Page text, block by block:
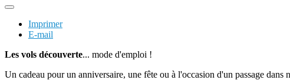
Imprimer
E-mail
Les vols découverte... mode d'emploi !
Un cadeau pour un anniversaire, une fête ou à l'occasion d'un passage